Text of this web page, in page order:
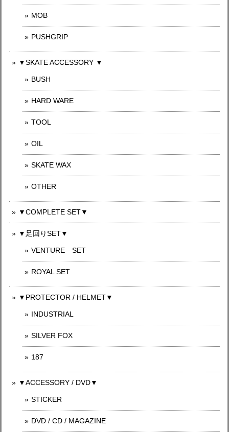
MOB
PUSHGRIP
▼SKATE ACCESSORY ▼
BUSH
HARD WARE
TOOL
OIL
SKATE WAX
OTHER
▼COMPLETE SET▼
▼足回りSET▼
VENTURE SET
ROYAL SET
▼PROTECTOR / HELMET▼
INDUSTRIAL
SILVER FOX
187
▼ACCESSORY / DVD▼
STICKER
DVD / CD / MAGAZINE